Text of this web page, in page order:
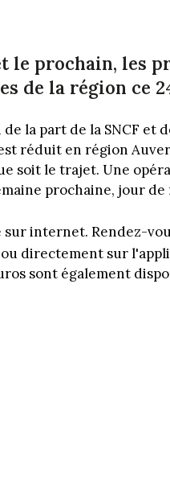
le prochain, les
de la région ce
la part de la SNCF et
réduit en région
soit le trajet. Une
prochaine, jour
internet. Rendez-
ou directement sur
sont également